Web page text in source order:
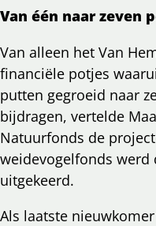
Van één naar zeven
Van alleen het Van
financiële potjes
putten gegroeid naar
bijdragen, vertelde
Natuurfonds de
weidevogelfonds
uitgekeerd.
Als laatste